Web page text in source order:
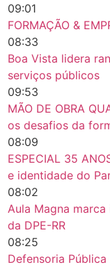
09:01
FORMAÇÃO &
08:33
Boa Vista lidera
serviços públicos
09:53
MÃO DE OBRA
os desafios da
08:09
ESPECIAL 35
e identidade do
08:02
Aula Magna
da DPE-RR
08:25
Defensoria